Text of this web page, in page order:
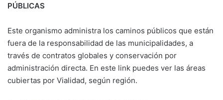
PÚBLICAS
Este organismo administra los caminos públicos que están
fuera de la responsabilidad de las municipalidades, a
través de contratos globales y conservación por
administración directa. En este link puedes ver las áreas
cubiertas por Vialidad, según región.